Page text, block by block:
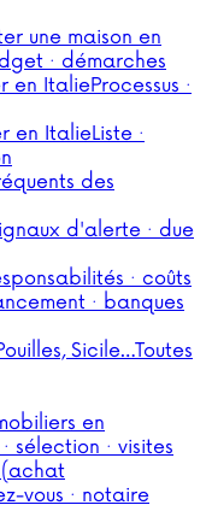
une maison en
· démarches
en ItalieProcessus ·
en ItalieListe ·
des
d'alerte · due
· coûts
· banques
Sicile…Toutes
en
sélection · visites
vous · notaire